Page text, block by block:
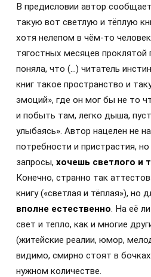
В предисловии автор
такую вот светлую и тёплую
хотя нелепом в чём-то
тягостных месяцев проклятой
поняла, что (…) читатель
книг такое пространство и
эмоций», где он мог бы не то
и побыть там, легко дыша,
улыбаясь». Автор нацелен не
потребности и пристрастия, но
запросы, хочешь светлого и
Конечно, странно так
книгу («светлая и тёплая»), но
вполне естественно. На её
свет и тепло, как и многие
(житейские реалии, юмор,
видимо, смирно стоят в
нужном количестве.